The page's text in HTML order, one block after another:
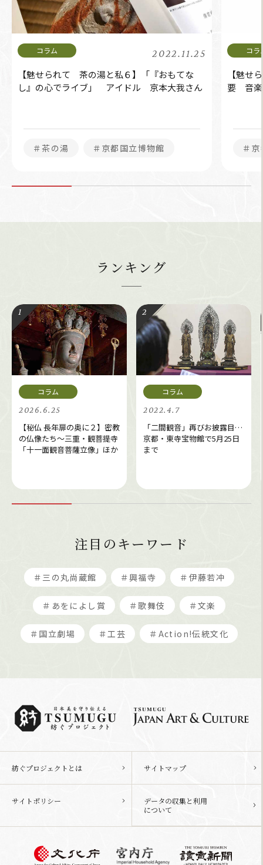
2022.11.25
【魅せられて 茶の湯と私６】「『おもてな
し』の心でライブ」 アイドル 京本大我さん
＃茶の湯 ＃京都国立博物館
【魅せら
要 音
＃
ランキング
2026.6.25
【秘仏 長年扉の奥に２】密教
の仏像たち～三重・観菩提寺
「十一面観音菩薩立像」ほか
2022.4.7
「二間観音」再びお披露目…
京都・東寺宝物館で5月25日
まで
注目のキーワード
＃三の丸尚蔵館 ＃興福寺 ＃伊藤若冲
＃あをによし賞 ＃歌舞伎 ＃文楽
＃国立劇場 ＃工芸 ＃Action!伝統文化
紡ぐプロジェクトとは サイトマップ
サイトポリシー
データの収集と利用
について